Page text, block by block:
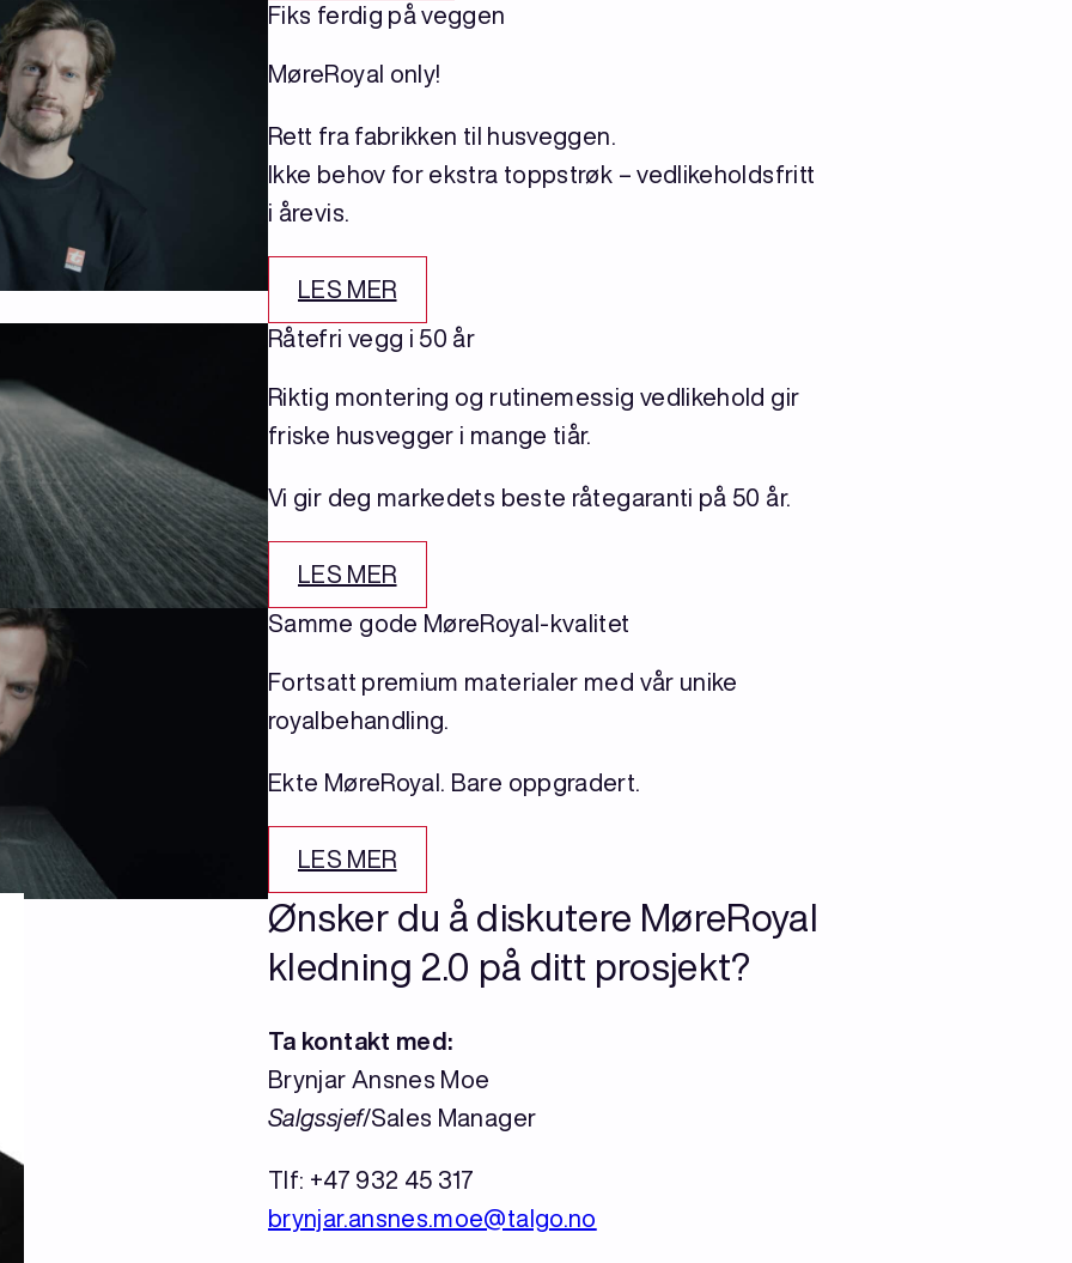
Fiks ferdig på veggen
MøreRoyal only!
Rett fra fabrikken til husveggen.
Ikke behov for ekstra toppstrøk – vedlikeholdsfritt
i årevis.
LES MER
Råtefri vegg i 50 år
Riktig montering og rutinemessig vedlikehold gir
friske husvegger i mange tiår.
Vi gir deg markedets beste råtegaranti på 50 år.
LES MER
Samme gode MøreRoyal-kvalitet
Fortsatt premium materialer med vår unike
royalbehandling.
Ekte MøreRoyal. Bare oppgradert.
LES MER
Ønsker du å diskutere MøreRoyal
kledning 2.0 på ditt prosjekt?
Ta kontakt med:
Brynjar Ansnes Moe
Salgssjef/Sales Manager
Tlf: +47 932 45 317
brynjar.ansnes.moe@talgo.no